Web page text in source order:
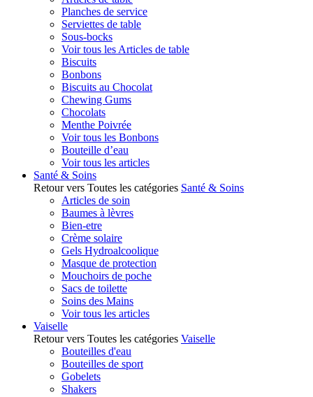
Planches de service
Serviettes de table
Sous-bocks
Voir tous les Articles de table
Biscuits
Bonbons
Biscuits au Chocolat
Chewing Gums
Chocolats
Menthe Poivrée
Voir tous les Bonbons
Bouteille d’eau
Voir tous les articles
Santé & Soins
Retour vers Toutes les catégories Santé & Soins
Articles de soin
Baumes à lèvres
Bien-etre
Crème solaire
Gels Hydroalcoolique
Masque de protection
Mouchoirs de poche
Sacs de toilette
Soins des Mains
Voir tous les articles
Vaiselle
Retour vers Toutes les catégories Vaiselle
Bouteilles d'eau
Bouteilles de sport
Gobelets
Shakers